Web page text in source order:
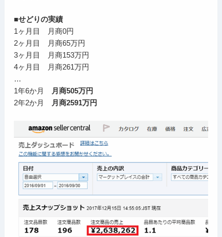
■せどりの実績
1ヶ月目 月商0円
2ヶ月目 月商65万円
3ヶ月目 月商153万円
4ヶ月目 月商261万円
…
1年6か月
月商505万円
2年2か月
月商2591万円